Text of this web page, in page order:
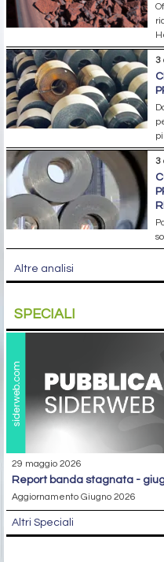
3
3
Altre analisi
SPECIALI
29 maggio 2026
report banda stagnata -
Aggiornamento Giugno 2026
Altri Speciali